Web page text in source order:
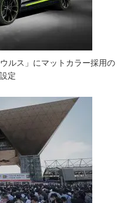
ルス」にマットカラー採用の
定